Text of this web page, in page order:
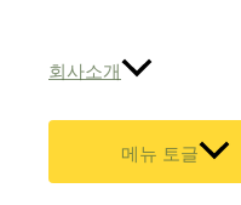
회사소개
메뉴 토글